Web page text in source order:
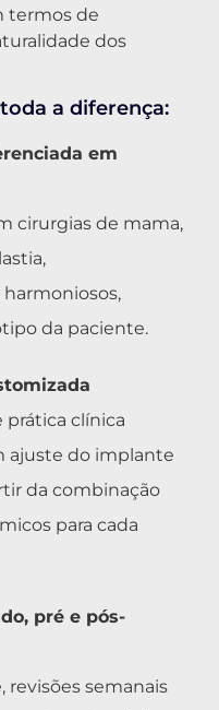
termos de
dos
a diferença:
em
cirurgias de mama,
da paciente.
prática clínica
ajuste do implante
da combinação
para cada
pré e pós-
revisões semanais